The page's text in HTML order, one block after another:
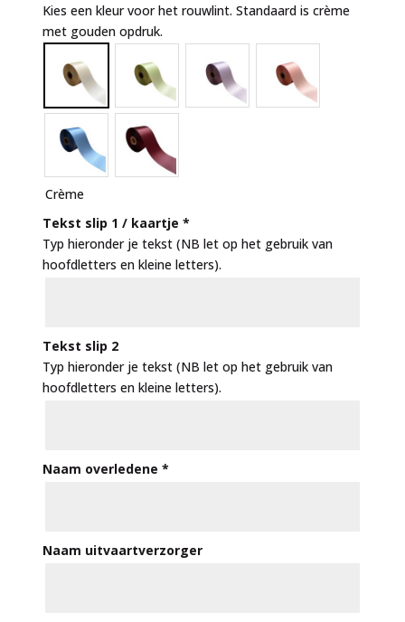
Kies een kleur voor het rouwlint. Standaard is crème
met gouden opdruk.
Crème
Tekst slip 1 / kaartje *
Typ hieronder je tekst (NB let op het gebruik van
hoofdletters en kleine letters).
Tekst slip 2
Typ hieronder je tekst (NB let op het gebruik van
hoofdletters en kleine letters).
Naam overledene *
Naam uitvaartverzorger